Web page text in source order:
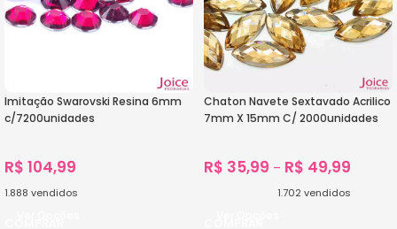
Imitação Swarovski Resina 6mm
c/7200unidades
R$ 104,99
1.888 vendidos
Chaton Navete Sextavado Acrilico
7mm X 15mm C/ 2000unidades
R$ 35,99 – R$ 49,99
1.702 vendidos